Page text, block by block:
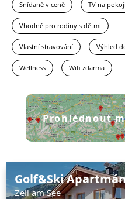
Snídaně v ceně TV na pokoji
Vhodné pro rodiny s dětmi
Vlastní stravování Výhled
Wellness Wifi zdarma
Prohlédnout
Golf&Ski
Zell am See